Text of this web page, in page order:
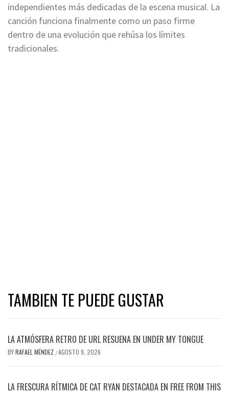
independientes más dedicadas de la escena musical. La
canción funciona finalmente como un paso firme
dentro de una evolución que rehúsa los límites
tradicionales.
TAMBIEN TE PUEDE GUSTAR
LA ATMÓSFERA RETRO DE URL RESUENA EN UNDER MY TONGUE
BYRAFAEL MÉNDEZ /AGOSTO 9, 2026
LA FRESCURA RÍTMICA DE CAT RYAN DESTACADA EN FREE FROM THIS